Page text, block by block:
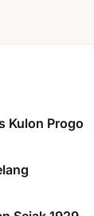
Kulon Progo